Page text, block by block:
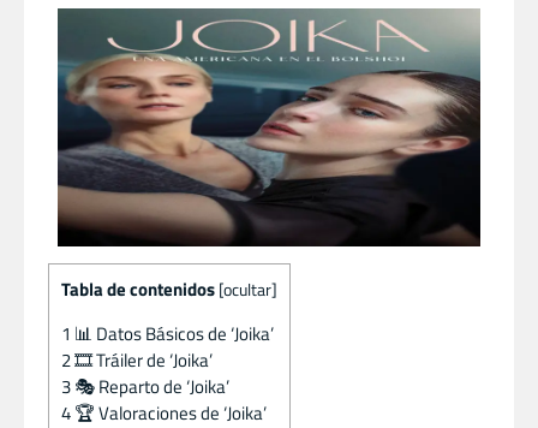
Tabla de contenidos [ocultar]
1 📊 Datos Básicos de ‘Joika’
2🎞️ Tráiler de ‘Joika’
3🎭 Reparto de ‘Joika’
4🏆 Valoraciones de ‘Joika’